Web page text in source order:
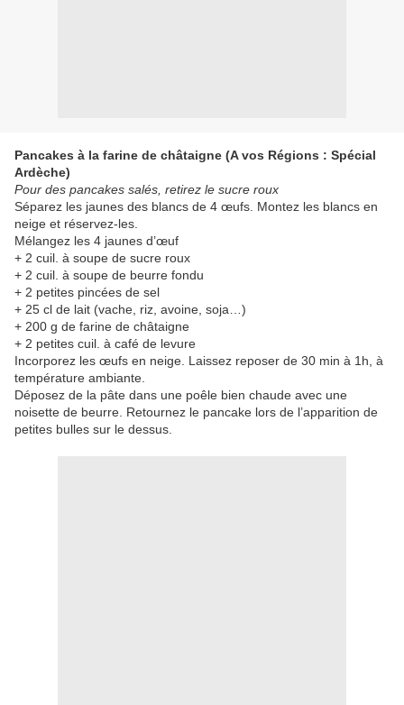
Pancakes à la farine de châtaigne (A vos Régions : Spécial
Ardèche)
Pour des pancakes salés, retirez le sucre roux
Séparez les jaunes des blancs de 4 œufs. Montez les blancs en
neige et réservez-les.
Mélangez les 4 jaunes d’œuf
+ 2 cuil. à soupe de sucre roux
+ 2 cuil. à soupe de beurre fondu
+ 2 petites pincées de sel
+ 25 cl de lait (vache, riz, avoine, soja…)
+ 200 g de farine de châtaigne
+ 2 petites cuil. à café de levure
Incorporez les œufs en neige. Laissez reposer de 30 min à 1h, à
température ambiante.
Déposez de la pâte dans une poêle bien chaude avec une
noisette de beurre. Retournez le pancake lors de l’apparition de
petites bulles sur le dessus.